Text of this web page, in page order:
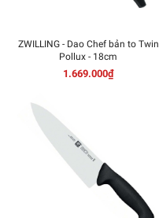
ZWILLING - Dao Chef bản to Twin
Pollux - 18cm
1.669.000₫